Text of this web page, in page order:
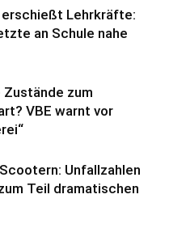
Lehrkräfte:
an Schule nahe
zum
VBE warnt vor
Unfallzahlen
Teil dramatischen